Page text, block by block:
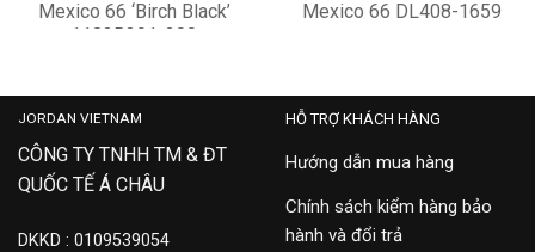
Mexico 66 ‘Birch Black’
1183B391-200
Mexico 66 DL408-1659
JORDAN VIETNAM
CÔNG TY TNHH TM & ĐT
QUỐC TẾ Á CHÂU
DKKD : 0109539054
HỖ TRỢ KHÁCH HÀNG
Hướng dẫn mua hàng
Chính sách kiểm hàng bảo
hành và đổi trả